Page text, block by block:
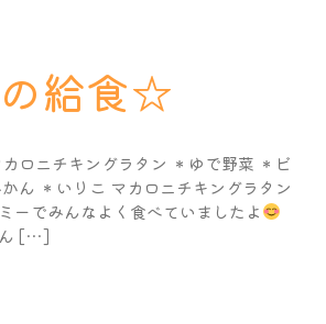
給食☆
ロニチキングラタン ＊ゆで野菜 ＊ビ
ん ＊いりこ マカロニチキングラタン
ーでみんなよく食べていましたよ
ん […]